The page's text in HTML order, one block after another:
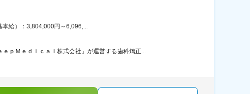
本給）：3,804,000円～6,096,...
ｐＭｅｄｉｃａｌ株式会社」が運営する歯科矯正...